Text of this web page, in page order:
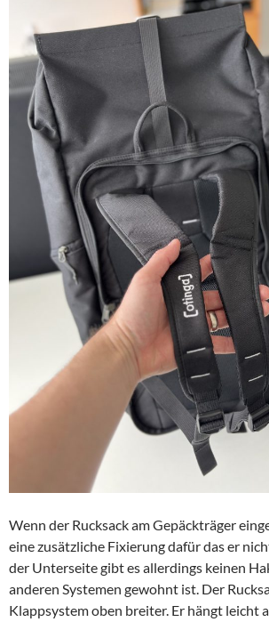
Wenn der Rucksack am Gepäckträger
eine zusätzliche Fixierung dafür das er
der Unterseite gibt es allerdings keinen
anderen Systemen gewohnt ist. Der
Klappsystem oben breiter. Er hängt leicht